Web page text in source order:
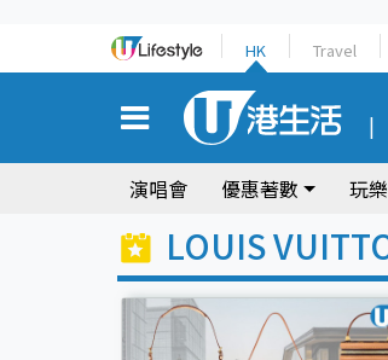
HK Travel
演唱會 優惠著數 玩
LOUIS